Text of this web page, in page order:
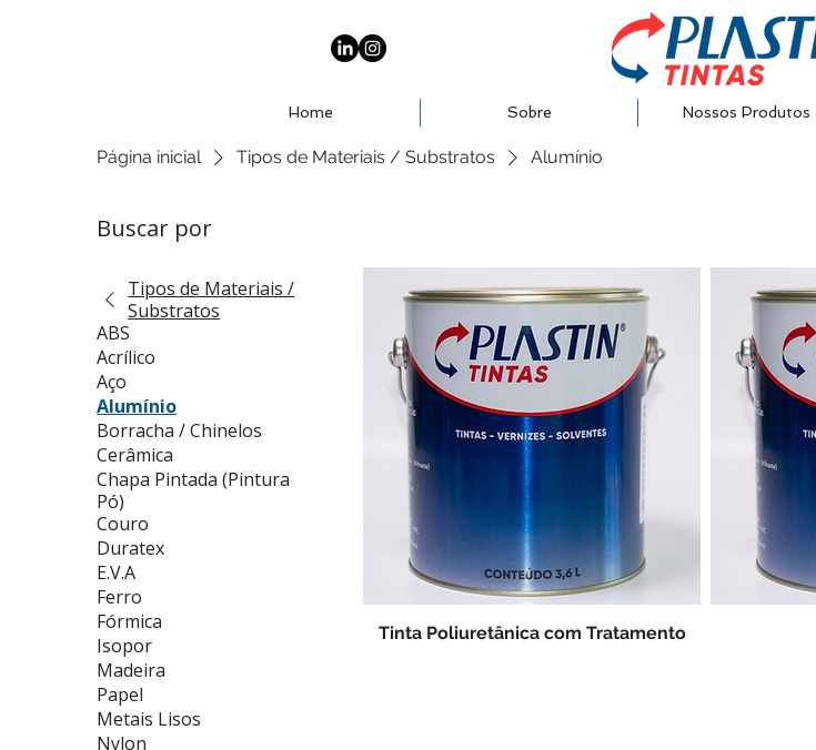
Home Sobre Nossos Produtos
Página inicial Tipos de Materiais / Substratos Alumínio
Buscar por
Tipos de Materiais /
Substratos
ABS
Acrílico
Aço
Alumínio
Borracha / Chinelos
Cerâmica
Chapa Pintada (Pintura
Pó)
Couro
Duratex
E.V.A
Ferro
Fórmica
Isopor
Madeira
Papel
Metais Lisos
Nylon
Tinta Poliuretânica com Tratamento